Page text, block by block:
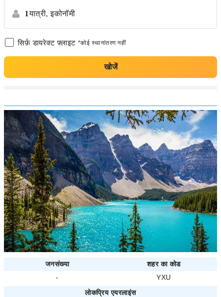
1यात्री, इकोनॉमी
सिर्फ़ डायरेक्ट फ़्लाइट *कोई स्थानांतरण नहीं
खोजें
जनसंख्या
शहर का कोड
-
YXU
लोकप्रिय एयरलाइंस